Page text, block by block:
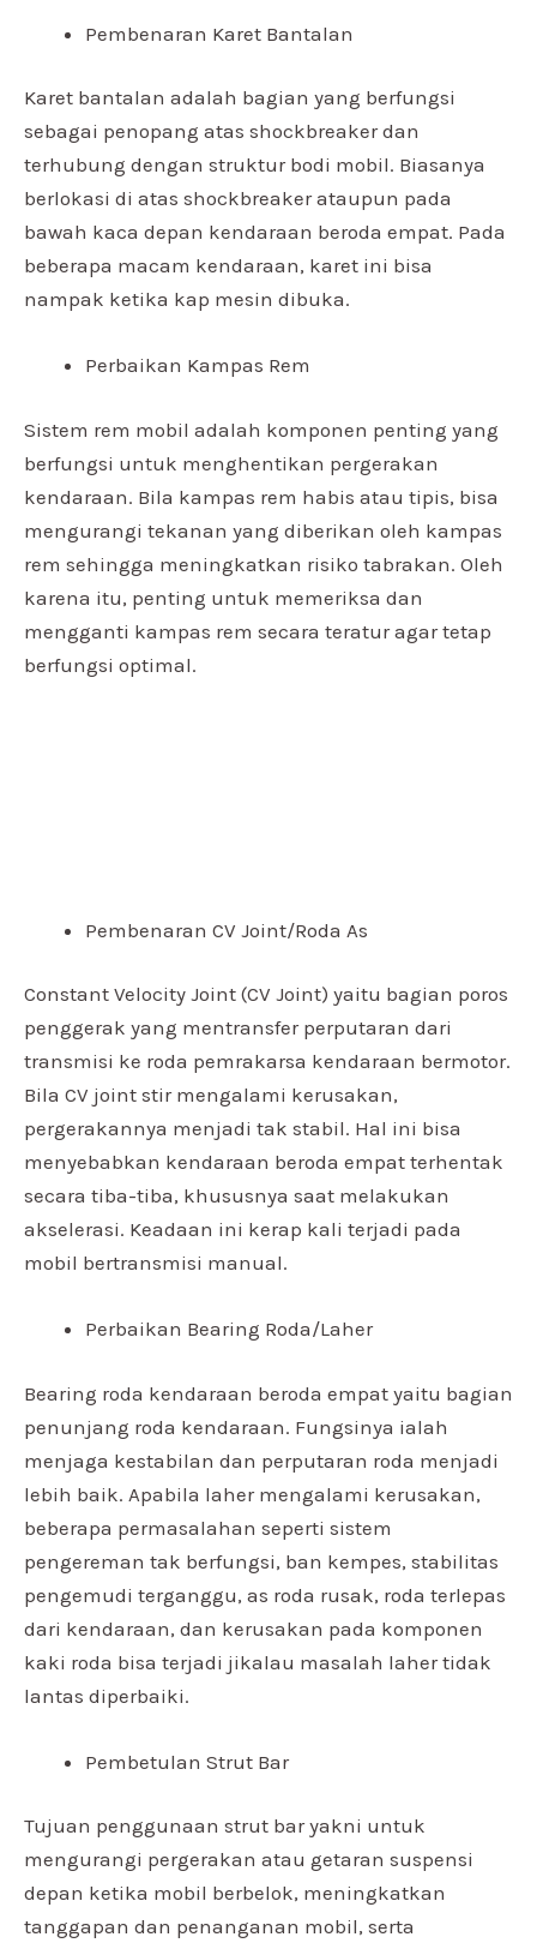
Pembenaran Karet Bantalan
Karet bantalan adalah bagian yang berfungsi
sebagai penopang atas shockbreaker dan
terhubung dengan struktur bodi mobil. Biasanya
berlokasi di atas shockbreaker ataupun pada
bawah kaca depan kendaraan beroda empat. Pada
beberapa macam kendaraan, karet ini bisa
nampak ketika kap mesin dibuka.
Perbaikan Kampas Rem
Sistem rem mobil adalah komponen penting yang
berfungsi untuk menghentikan pergerakan
kendaraan. Bila kampas rem habis atau tipis, bisa
mengurangi tekanan yang diberikan oleh kampas
rem sehingga meningkatkan risiko tabrakan. Oleh
karena itu, penting untuk memeriksa dan
mengganti kampas rem secara teratur agar tetap
berfungsi optimal.
Pembenaran CV Joint/Roda As
Constant Velocity Joint (CV Joint) yaitu bagian poros
penggerak yang mentransfer perputaran dari
transmisi ke roda pemrakarsa kendaraan bermotor.
Bila CV joint stir mengalami kerusakan,
pergerakannya menjadi tak stabil. Hal ini bisa
menyebabkan kendaraan beroda empat terhentak
secara tiba-tiba, khususnya saat melakukan
akselerasi. Keadaan ini kerap kali terjadi pada
mobil bertransmisi manual.
Perbaikan Bearing Roda/Laher
Bearing roda kendaraan beroda empat yaitu bagian
penunjang roda kendaraan. Fungsinya ialah
menjaga kestabilan dan perputaran roda menjadi
lebih baik. Apabila laher mengalami kerusakan,
beberapa permasalahan seperti sistem
pengereman tak berfungsi, ban kempes, stabilitas
pengemudi terganggu, as roda rusak, roda terlepas
dari kendaraan, dan kerusakan pada komponen
kaki roda bisa terjadi jikalau masalah laher tidak
lantas diperbaiki.
Pembetulan Strut Bar
Tujuan penggunaan strut bar yakni untuk
mengurangi pergerakan atau getaran suspensi
depan ketika mobil berbelok, meningkatkan
tanggapan dan penanganan mobil, serta